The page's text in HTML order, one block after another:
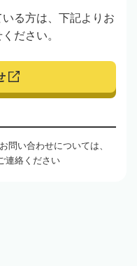
る方は、下記よりお
ださい。
問い合わせについては、
連絡ください